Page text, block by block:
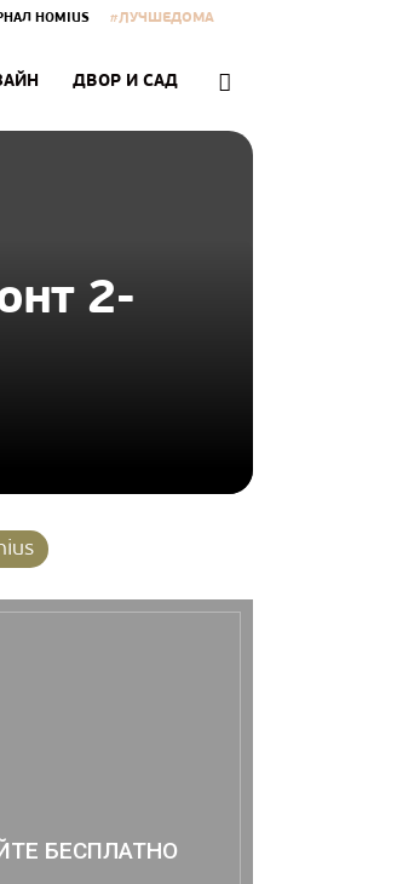
HOMIUS #ЛУЧШЕДОМА
ДВОР И САД
2-
БЕСПЛАТНО